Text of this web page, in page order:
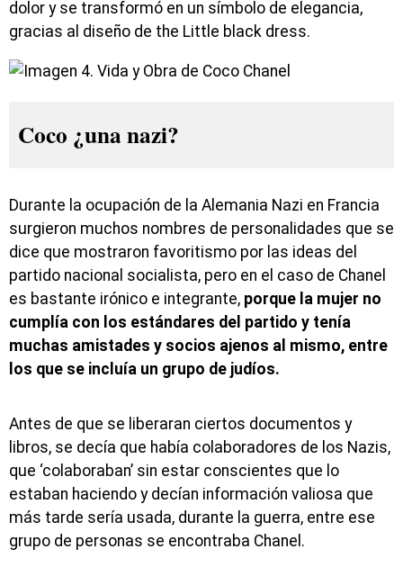
dolor y se transformó en un símbolo de elegancia,
gracias al diseño de the Little black dress.
Coco ¿una nazi?
Durante la ocupación de la Alemania Nazi en Francia
surgieron muchos nombres de personalidades que se
dice que mostraron favoritismo por las ideas del
partido nacional socialista, pero en el caso de Chanel
es bastante irónico e integrante, porque la mujer no
cumplía con los estándares del partido y tenía
muchas amistades y socios ajenos al mismo, entre
los que se incluía un grupo de judíos.
Antes de que se liberaran ciertos documentos y
libros, se decía que había colaboradores de los Nazis,
que ‘colaboraban’ sin estar conscientes que lo
estaban haciendo y decían información valiosa que
más tarde sería usada, durante la guerra, entre ese
grupo de personas se encontraba Chanel.